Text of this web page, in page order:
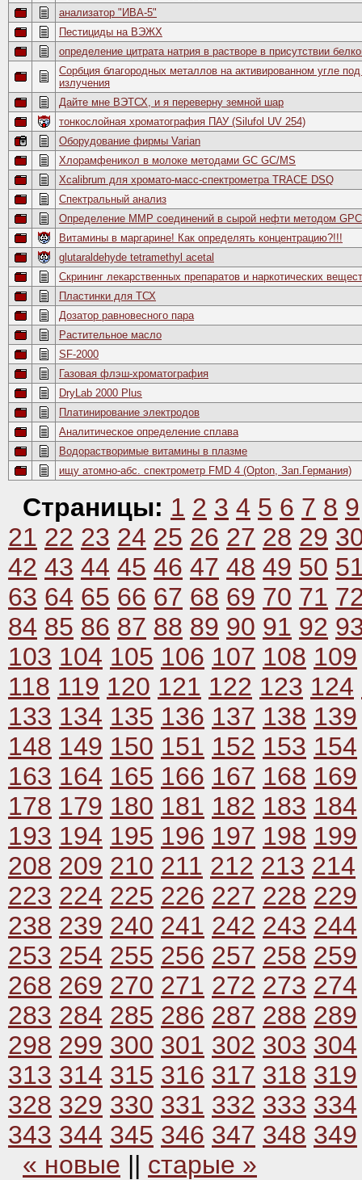
анализатор "ИВА-5"
Пестициды на ВЭЖХ
определение цитрата натрия в растворе в присутствии
Сорбция благородных металлов на активированном угле
излучения
Дайте мне ВЭТСХ, и я переверну земной шар
тонкослойная хроматография ПАУ (Silufol UV 254)
Оборудование фирмы Varian
Хлорамфеникол в молоке методами GC GC/MS
Xcalibrum для хромато-масс-спектрометра TRACE DSQ
Спектральный анализ
Определение ММР соединений в сырой нефти методом GPC
Витамины в маргарине! Как определять концентрацию?!!!
glutaraldehyde tetramethyl acetal
Скрининг лекарственных препаратов и наркотических
Пластинки для ТСХ
Дозатор равновесного пара
Растительное масло
SF-2000
Газовая флэш-хроматография
DryLab 2000 Plus
Платинирование электродов
Аналитическое определение сплава
Водорастворимые витамины в плазме
ищу атомно-абс. спектрометр FMD 4 (Opton, Зап.Германия)
Страницы: 1 2 3 4 5 6 7 8 9
21 22 23 24 25 26 27 28 29
42 43 44 45 46 47 48 49 50
63 64 65 66 67 68 69 70 71
84 85 86 87 88 89 90 91 92
103 104 105 106 107 108 109
118 119 120 121 122 123 124
133 134 135 136 137 138 139
148 149 150 151 152 153 154
163 164 165 166 167 168 169
178 179 180 181 182 183 184
193 194 195 196 197 198 199
208 209 210 211 212 213 214
223 224 225 226 227 228 229
238 239 240 241 242 243 244
253 254 255 256 257 258 259
268 269 270 271 272 273 274
283 284 285 286 287 288 289
298 299 300 301 302 303 304
313 314 315 316 317 318 319
328 329 330 331 332 333 334
343 344 345 346 347 348 349
« новые || старые »